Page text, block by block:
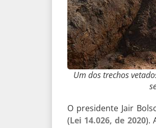
Um dos trechos
O presidente Jair
(Lei 14.026, de 2020).